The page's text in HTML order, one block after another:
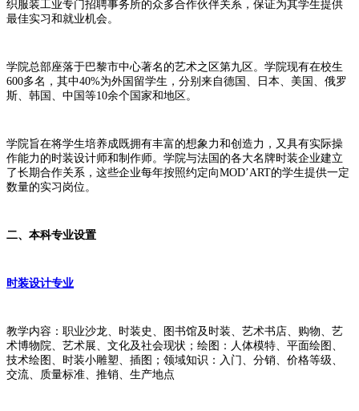
织服装工业专门招聘事务所的众多合作伙伴关系，保证为其学生提供
最佳实习和就业机会。
学院总部座落于巴黎市中心著名的艺术之区第九区。学院现有在校生
600多名，其中40%为外国留学生，分别来自德国、日本、美国、俄罗
斯、韩国、中国等10余个国家和地区。
学院旨在将学生培养成既拥有丰富的想象力和创造力，又具有实际操
作能力的时装设计师和制作师。学院与法国的各大名牌时装企业建立
了长期合作关系，这些企业每年按照约定向MOD’ART的学生提供一定
数量的实习岗位。
二、 本科专业设置
时装设计专业
教学内容：职业沙龙、时装史、图书馆及时装、艺术书店、购物、艺
术博物院、艺术展、文化及社会现状；绘图：人体模特、平面绘图、
技术绘图、时装小雕塑、插图；领域知识：入门、分销、价格等级、
交流、质量标准、推销、生产地点